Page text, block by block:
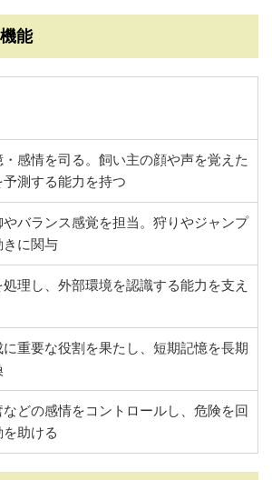
能
感情を司る。飼い主の顔や声を覚えた
予測する能力を持つ
バランス感覚を担当。狩りやジャンプ
に関与
理し、外部環境を認識する能力を支え
重要な役割を果たし、短期記憶を長期
どの感情をコントロールし、危険を回
助ける